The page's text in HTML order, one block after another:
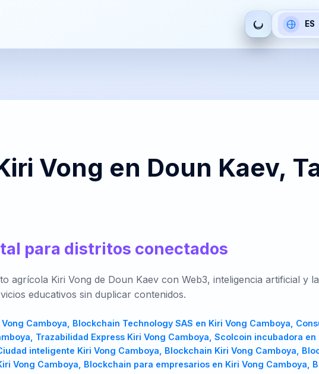
idioma
ES
Español English Français हिन्दी Deutsch Русский
中文 日本語 Português
AR
العربية Brezhoneg
KO
한국어
BR
Português
TR
Türkçe
UK
Українська
PL
Polski
Vong en Doun Kaev,
para distritos conectados
agrícola Kiri Vong de Doun Kaev con Web3, inteligencia artificial y
educativos sin duplicar contenidos.
Software Blockchain Kiri Vong Camboya, Software Blockchain en Kiri Vong Camboya, Software Blockchain para emprendedores en Kiri Vong Camboya, Software Blockchain para empresarios en Kiri Vong Camboya, Software Blockchain para fabricantes en Kiri Vong Camboya, Software Blockchain para agricultores en Kiri Vong Camboya, Software Blockchain para estudiantes en Kiri Vong Camboya, Software Blockchain para municipios en Kiri Vong Camboya, Software Blockchain para alcaldías en Kiri Vong Camboya, Software Blockchain para clústeres empresariales en Kiri Vong Camboya, Software Blockchain para pymes en Kiri Vong Camboya, Software Blockchain para startups en Kiri Vong Camboya, Software Blockchain para universidades en Kiri Vong Camboya, Software Blockchain para cooperativas en Kiri Vong Camboya, Software Blockchain para cámaras de comercio en Kiri Vong Camboya, Software Blockchain para gobiernos regionales en Kiri Vong Camboya, Software Blockchain para consultoras en Kiri Vong Camboya, Software Blockchain para desarrolladores en Kiri Vong Camboya, Software Blockchain para inversionistas en Kiri Vong Camboya, Software Blockchain para ONGs en Kiri Vong Camboya, Consultoría Blockchain Kiri Vong Camboya, Consultoría Blockchain en Kiri Vong Camboya, Consultoría Blockchain para emprendedores en Kiri Vong Camboya, Consultoría Blockchain para empresarios en Kiri Vong Camboya, Consultoría Blockchain para fabricantes en Kiri Vong Camboya, Consultoría Blockchain para agricultores en Kiri Vong Camboya, Consultoría Blockchain para estudiantes en Kiri Vong Camboya, Consultoría Blockchain para municipios en Kiri Vong Camboya, Consultoría Blockchain para alcaldías en Kiri Vong Camboya, Consultoría Blockchain para clústeres empresariales en Kiri Vong Camboya, Consultoría Blockchain para pymes en Kiri Vong Camboya, Consultoría Blockchain para startups en Kiri Vong Camboya, Consultoría Blockchain para universidades en Kiri Vong Camboya, Consultoría Blockchain para cooperativas en Kiri Vong Camboya, Consultoría Blockchain para cámaras de comercio en Kiri Vong Camboya, Consultoría Blockchain para gobiernos regionales en Kiri Vong Camboya, Consultoría Blockchain para consultoras en Kiri Vong Camboya, Consultoría Blockchain para desarrolladores en Kiri Vong Camboya, Consultoría Blockchain para inversionistas en Kiri Vong Camboya, Consultoría Blockchain para ONGs en Kiri Vong Camboya, Servicios Blockchain Kiri Vong Camboya, Servicios Blockchain en Kiri Vong Camboya, Servicios Blockchain para emprendedores en Kiri Vong Camboya, Servicios Blockchain para empresarios en Kiri Vong Camboya, Servicios Blockchain para fabricantes en Kiri Vong Camboya, Servicios Blockchain para agricultores en Kiri Vong Camboya, Servicios Blockchain para estudiantes en Kiri Vong Camboya, Servicios Blockchain para municipios en Kiri Vong Camboya, Servicios Blockchain para alcaldías en Kiri Vong Camboya, Servicios Blockchain para clústeres empresariales en Kiri Vong Camboya, Servicios Blockchain para pymes en Kiri Vong Camboya, Servicios Blockchain para startups en Kiri Vong Camboya, Servicios Blockchain para universidades en Kiri Vong Camboya, Servicios Blockchain para cooperativas en Kiri Vong Camboya, Servicios Blockchain para cámaras de comercio en Kiri Vong Camboya, Servicios Blockchain para gobiernos regionales en Kiri Vong Camboya, Servicios Blockchain para consultoras en Kiri Vong Camboya, Servicios Blockchain para desarrolladores en Kiri Vong Camboya, Servicios Blockchain para inversionistas en Kiri Vong Camboya, Servicios Blockchain para ONGs en Kiri Vong Camboya, Arquitectura blockchain Kiri Vong Camboya, Arquitectura blockchain en Kiri Vong Camboya, Arquitectura blockchain para emprendedores en Kiri Vong Camboya, Arquitectura blockchain para empresarios en Kiri Vong Camboya, Arquitectura blockchain para fabricantes en Kiri Vong Camboya, Arquitectura blockchain para agricultores en Kiri Vong Camboya, Arquitectura blockchain para estudiantes en Kiri Vong Camboya, Arquitectura blockchain para municipios en Kiri Vong Camboya, Arquitectura blockchain para alcaldías en Kiri Vong Camboya, Arquitectura blockchain para clústeres empresariales en Kiri Vong Camboya, Arquitectura blockchain para pymes en Kiri Vong Camboya, Arquitectura blockchain para startups en Kiri Vong Camboya, Arquitectura blockchain para universidades en Kiri Vong Camboya, Arquitectura blockchain para cooperativas en Kiri Vong Camboya, Arquitectura blockchain para cámaras de comercio en Kiri Vong Camboya, Arquitectura blockchain para gobiernos regionales en Kiri Vong Camboya, Arquitectura blockchain para consultoras en Kiri Vong Camboya, Arquitectura blockchain para desarrolladores en Kiri Vong Camboya, Arquitectura blockchain para inversionistas en Kiri Vong Camboya, Arquitectura blockchain para ONGs en Kiri Vong Camboya, Asesoría Web3 Kiri Vong Camboya, Asesoría Web3 en Kiri Vong Camboya, Asesoría Web3 para emprendedores en Kiri Vong Camboya, Asesoría Web3 para empresarios en Kiri Vong Camboya, Asesoría Web3 para fabricantes en Kiri Vong Camboya, Asesoría Web3 para agricultores en Kiri Vong Camboya, Asesoría Web3 para estudiantes en Kiri Vong Camboya, Asesoría Web3 para municipios en Kiri Vong Camboya, Asesoría Web3 para alcaldías en Kiri Vong Camboya, Asesoría Web3 para clústeres empresariales en Kiri Vong Camboya, Asesoría Web3 para pymes en Kiri Vong Camboya, Asesoría Web3 para startups en Kiri Vong Camboya, Asesoría Web3 para universidades en Kiri Vong Camboya, Asesoría Web3 para cooperativas en Kiri Vong